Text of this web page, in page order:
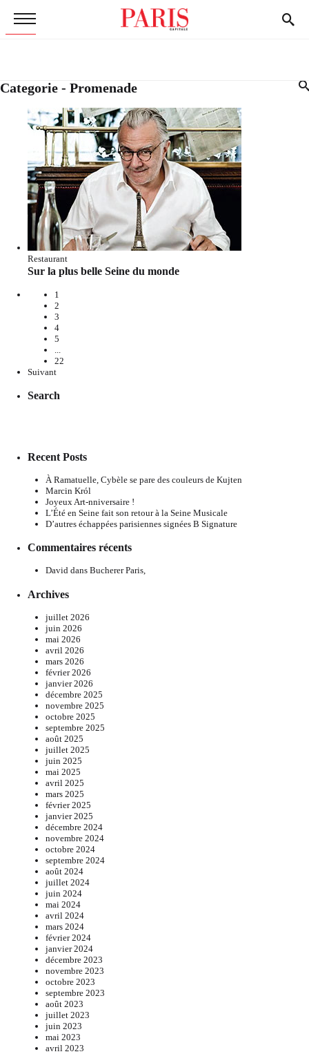
Categorie - Promenade
Restaurant
Sur la plus belle Seine du monde
1
2
3
4
5
22
Suivant
Search
Recent Posts
À Ramatuelle, Cybèle se pare des couleurs de Kujten
Marcin Król
Joyeux Art-nniversaire !
L’Été en Seine fait son retour à la Seine Musicale
D’autres échappées parisiennes signées B Signature
Commentaires récents
David dans Bucherer Paris,
Archives
juillet 2026
juin 2026
mai 2026
avril 2026
mars 2026
février 2026
janvier 2026
décembre 2025
novembre 2025
octobre 2025
septembre 2025
août 2025
juillet 2025
juin 2025
mai 2025
avril 2025
mars 2025
février 2025
janvier 2025
décembre 2024
novembre 2024
octobre 2024
septembre 2024
août 2024
juillet 2024
juin 2024
mai 2024
avril 2024
mars 2024
février 2024
janvier 2024
décembre 2023
novembre 2023
octobre 2023
septembre 2023
août 2023
juillet 2023
juin 2023
mai 2023
avril 2023